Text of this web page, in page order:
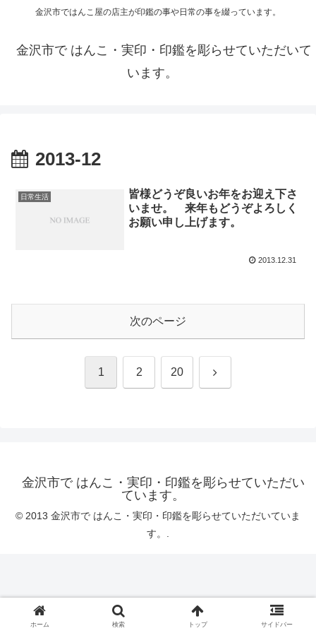
金沢市ではんこ屋の店主が印鑑の事や日常の事を綴っています。
金沢市で はんこ・実印・印鑑を彫らせていただいて
います。
2013-12
日常生活
皆様どうぞ良いお年をお迎え下さ
いませ。 来年もどうぞよろしく
お願い申し上げます。
2013.12.31
次のページ
1 2 20 次
金沢市で はんこ・実印・印鑑を彫らせていただい
ています。
© 2013 金沢市で はんこ・実印・印鑑を彫らせていただいていま
す。.
ホーム 検索 トップ サイドバー